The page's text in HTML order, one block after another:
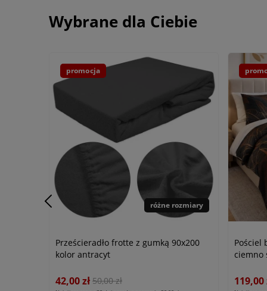
Wybrane dla Ciebie
różne rozmiary
Prześcieradło frotte z gumką 90x200
kolor antracyt
42,00 zł 50,00 zł
promocja
Pościel
ciemno
119,00